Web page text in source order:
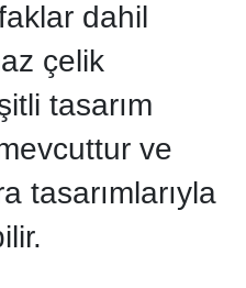
dahil
çelik
tasarım
ve
tasarımlarıyla